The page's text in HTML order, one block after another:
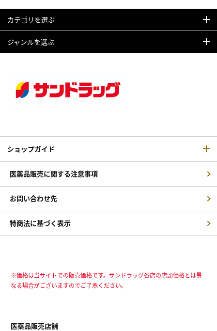
カテゴリを選ぶ
ジャンルを選ぶ
ショップガイド
医薬品販売に関する注意事項
お問い合わせ先
特商法に基づく表示
※価格は当サイトでの販売価格です。サンドラッグ各店の店頭価格とは異
なる場合がございますのでご了承ください。
医薬品販売店舗